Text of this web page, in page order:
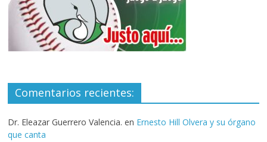
Comentarios recientes:
Dr. Eleazar Guerrero Valencia. en Ernesto Hill Olvera y su órgano
que canta